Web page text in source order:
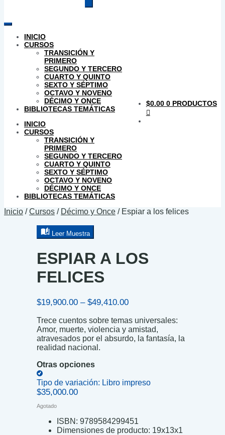
productos
INICIO
CURSOS
TRANSICIÓN Y
PRIMERO
SEGUNDO Y TERCERO
CUARTO Y QUINTO
SEXTO Y SÉPTIMO
OCTAVO Y NOVENO
DÉCIMO Y ONCE
BIBLIOTECAS TEMÁTICAS
INICIO
CURSOS
TRANSICIÓN Y
PRIMERO
SEGUNDO Y TERCERO
CUARTO Y QUINTO
SEXTO Y SÉPTIMO
OCTAVO Y NOVENO
DÉCIMO Y ONCE
BIBLIOTECAS TEMÁTICAS
$0.00 0 PRODUCTOS
Inicio /Cursos / Décimo y Once / Espiar a los felices
Leer Muestra
ESPIAR A LOS
FELICES
$19,900.00 – $49,410.00Price
$19,900.00
through
$49,410.00
Trece cuentos sobre temas universales:
Amor, muerte, violencia y amistad,
atravesados por el absurdo, la fantasía, la
realidad nacional.
Otras opciones
Tipo de variación: Libro impreso
$35,000.00
Agotado
ISBN: 9789584299451
Dimensiones de producto: 19x13x1